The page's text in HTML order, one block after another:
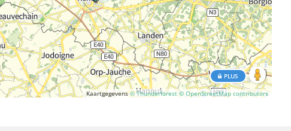
Kaartgegevens© Thunderforest © OpenStreetMap contributors
PLUS